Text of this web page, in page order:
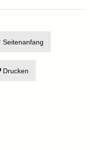
Seitenanfang
Drucken